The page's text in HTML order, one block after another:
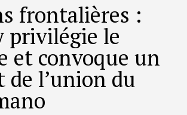
frontalières :
privilégie le
et convoque un
de l’union du